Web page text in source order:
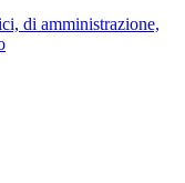
di amministrazione,